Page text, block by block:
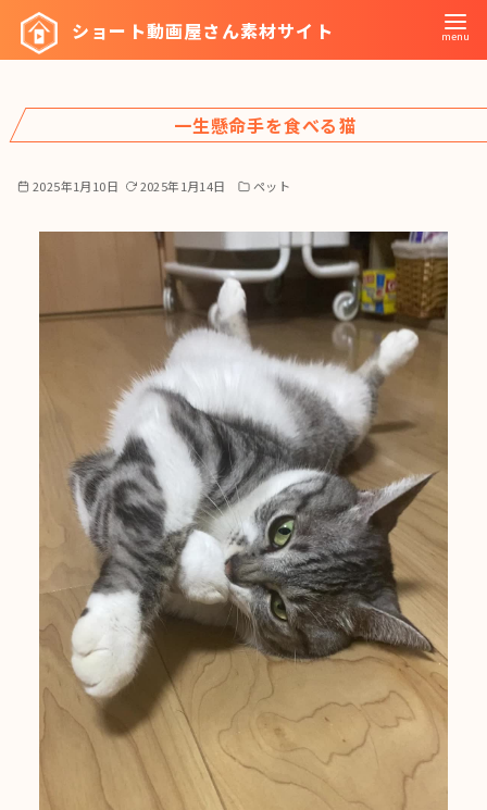
ツ
ショート動画屋さん素材サイト
一生懸命手を食べる猫
2025年1月10日 2025年1月14日 ペット